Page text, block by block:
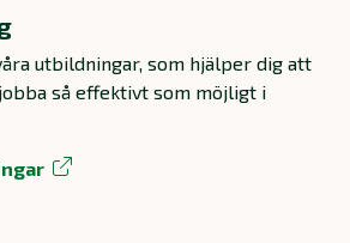
utbildningar, som hjälper dig att
så effektivt som möjligt i